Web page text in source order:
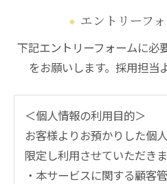
エントリーフ
下記エントリーフォームに必
をお願いします。採用担当
＜個人情報の利用目的＞
お客様よりお預かりした個
限定し利用させていただきま
・本サービスに関する顧客